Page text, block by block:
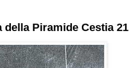
Piramide Cestia 21